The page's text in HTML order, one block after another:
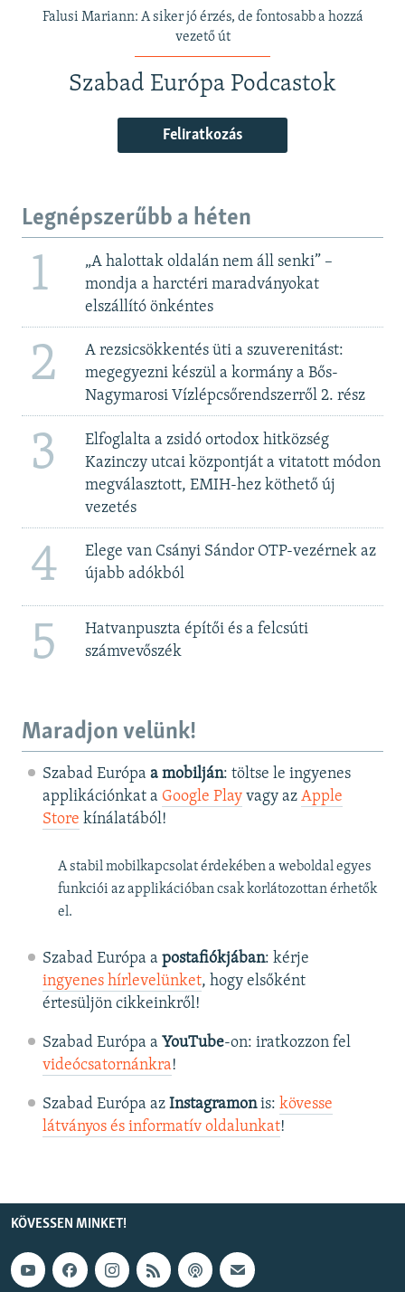
Falusi Mariann: A siker jó érzés, de fontosabb a hozzá
vezető út
Szabad Európa Podcastok
Feliratkozás
Legnépszerűbb a héten
1
„A halottak oldalán nem áll senki” –
mondja a harctéri maradványokat
elszállító önkéntes
2
A rezsicsökkentés üti a szuverenitást:
megegyezni készül a kormány a Bős-
Nagymarosi Vízlépcsőrendszerről 2. rész
3
Elfoglalta a zsidó ortodox hitközség
Kazinczy utcai központját a vitatott módon
megválasztott, EMIH-hez köthető új
vezetés
4
Elege van Csányi Sándor OTP-vezérnek az
újabb adókból
5
Hatvanpuszta építői és a felcsúti
számvevőszék
Maradjon velünk!
Szabad Európa a mobilján: töltse le ingyenes
applikációnkat a Google Playvagy az Apple
Store kínálatából!
A stabil mobilkapcsolat érdekében a weboldal egyes
funkciói az applikációban csak korlátozottan érhetők
el.
Szabad Európa a postafiókjában: kérje
ingyenes hírlevelünket, hogy elsőként
értesüljön cikkeinkről!
Szabad Európa a YouTube-on: iratkozzon fel
videócsatornánkra!
Szabad Európa az Instagramonis: kövesse
látványos és informatív oldalunkat! ​
KÖVESSEN MINKET!